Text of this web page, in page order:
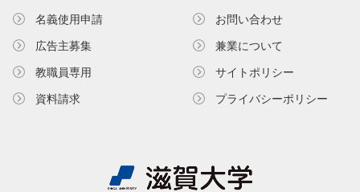
名義使⽤申請
広告主募集
教職員専⽤
資料請求
お問い合わせ
兼業について
サイトポリシー
プライバシーポリシー